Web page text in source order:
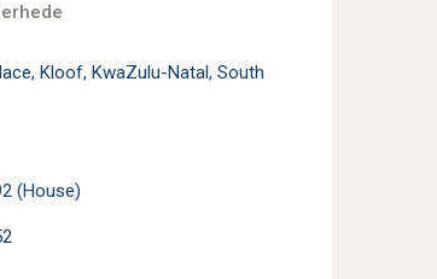
Kloof, KwaZulu-Natal, South
(House)